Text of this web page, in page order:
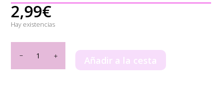
2,99€
Hay existencias
ARAB
Añadir a la cesta